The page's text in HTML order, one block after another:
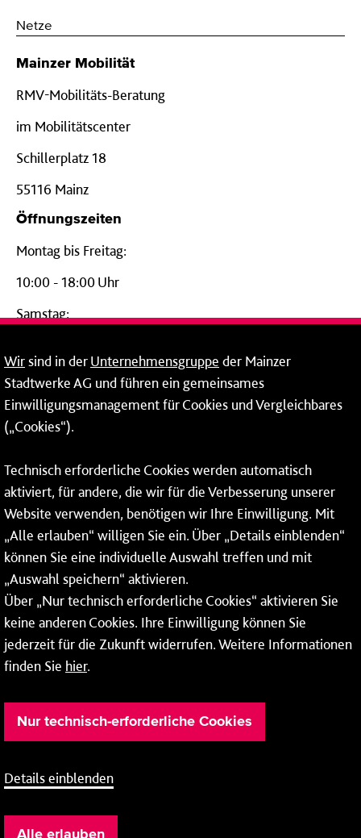
Netze
Mainzer Mobilität
RMV-Mobilitäts-Beratung
im Mobilitätscenter
Schillerplatz 18
55116 Mainz
Öffnungszeiten
Montag bis Freitag:
10:00 - 18:00 Uhr
Samstag:
24-Stunden-Telefon*
06131 – 12 77 77
Fax: 06131 – 12 66 66
* Montags bis freitags bis 7 und ab 18 Uhr sowie an
Wochenenden und Feiertagen ganztags werden Ihre
Anrufe je nach Themenauswahl an ein Callcenter des
RMV oder von nextbike weitergeleitet. Dort erhalten Sie
ausschließlich Auskünfte zum Fahrplan bzw. zu
meinRad.
Wirsind in derUnternehmensgruppe der Mainzer
Stadtwerke AG und führen ein gemeinsames
Einwilligungsmanagement für Cookies und Vergleichbares
(„Cookies“).
Technisch erforderliche Cookies werden automatisch
aktiviert, für andere, die wir für die Verbesserung unserer
Website verwenden, benötigen wir Ihre Einwilligung. Mit
„Alle erlauben“ willigen Sie ein. Über „Details einblenden“
können Sie eine individuelle Auswahl treffen und mit
„Auswahl speichern“ aktivieren.
Über „Nur technisch erforderliche Cookies“ aktivieren Sie
keine anderen Cookies. Ihre Einwilligung können Sie
jederzeit für die Zukunft widerrufen. Weitere Informationen
finden Sie hier.
Nur technisch-erforderliche Cookies
Details einblenden
Alle erlauben